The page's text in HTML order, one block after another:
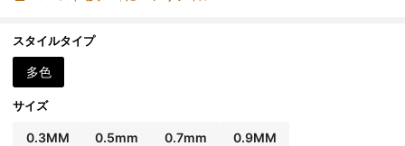
スタイルタイプ
多色
サイズ
0.3MM 0.5mm 0.7mm 0.9MM